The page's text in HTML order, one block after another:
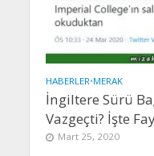
HABERLER•MERAK
İngiltere Sürü
Vazgeçti? İşte
Mart 25, 2020